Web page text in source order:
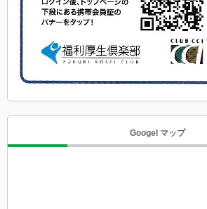
Googel マップ